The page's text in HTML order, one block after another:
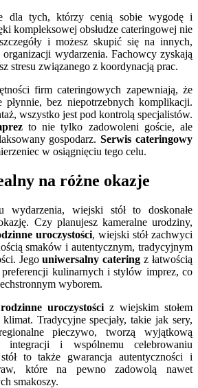
dla tych, którzy cenią sobie wygodę i
kompleksowej obsłudze cateringowej nie
i możesz skupić się na innych,
organizacji wydarzenia. Fachowcy zyskają
stresu związanego z koordynacją prac.
firm cateringowych zapewniają, że
płynnie, bez niepotrzebnych komplikacji.
wszystko jest pod kontrolą specjalistów.
to nie tylko zadowoleni goście, ale
gospodarz.Serwis cateringowy
w osiągnięciu tego celu.
na różne okazje
wydarzenia, wiejski stół to doskonałe
Czy planujesz kameralne urodziny,
uroczystości, wiejski stół zachwyci
smaków i autentycznym, tradycyjnym
Jegouniwersalny catering z łatwością
preferencji kulinarnych i stylów imprez, co
wyborem.
rodzinne uroczystości z wiejskim stołem
Tradycyjne specjały, takie jak sery,
pieczywo, tworzą wyjątkową
integracji i wspólnemu celebrowaniu
to także gwarancja autentyczności i
które na pewno zadowolą nawet
smakoszy.